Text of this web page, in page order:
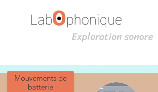
Exploration sonore
Mouvements de
batterie